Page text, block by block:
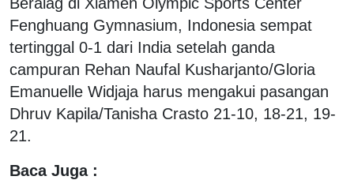
Fenghuang Gymnasium, Indonesia sempat
tertinggal 0-1 dari India setelah ganda
campuran Rehan Naufal Kusharjanto/Gloria
Emanuelle Widjaja harus mengakui pasangan
Dhruv Kapila/Tanisha Crasto 21-10, 18-21, 19-
21.
Baca Juga :